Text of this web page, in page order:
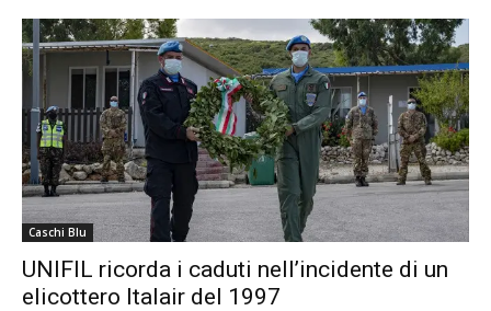
Caschi Blu
UNIFIL ricorda i caduti nell’incidente di un
elicottero Italair del 1997